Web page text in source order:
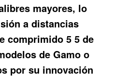
mayores, lo
a distancias
comprimido 5 5 de
de Gamo o
por su innovación